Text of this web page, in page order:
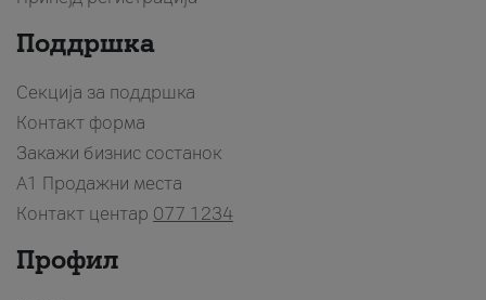
Поддршка
Секција за поддршка
Контакт форма
Закажи бизнис состанок
A1 Продажни места
Контакт центар 077 1234
Профил